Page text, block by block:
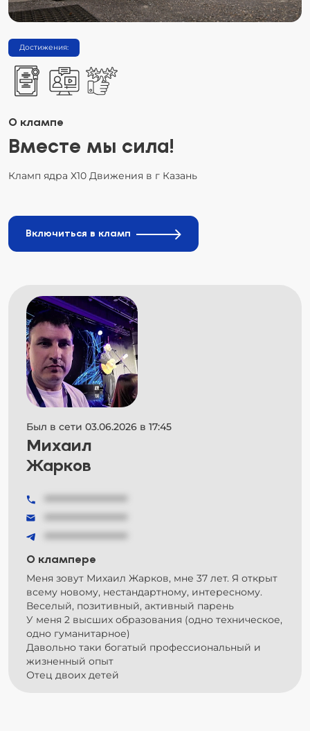
Достижения:
О клампе
Вместе мы сила!
Кламп ядра Х10 Движения в г Казань
Включиться в кламп
Был в сети 03.06.2026 в 17:45
Михаил
Жарков
О клампере
Меня зовут Михаил Жарков, мне 37 лет. Я открыт
всему новому, нестандартному, интересному.
Веселый, позитивный, активный парень
У меня 2 высших образования (одно техническое,
одно гуманитарное)
Давольно таки богатый профессиональный и
жизненный опыт
Отец двоих детей